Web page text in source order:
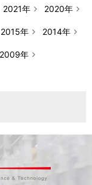
2021年 2020年
2015年 2014年
2009年